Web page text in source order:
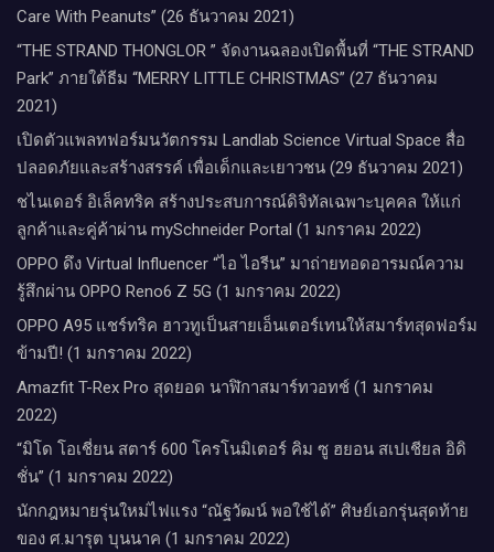
Care With Peanuts” (26 ธันวาคม 2021)
“THE STRAND THONGLOR ” จัดงานฉลองเปิดพื้นที่ “THE STRAND
Park” ภายใต้ธีม “MERRY LITTLE CHRISTMAS” (27 ธันวาคม
2021)
เปิดตัวแพลทฟอร์มนวัตกรรม Landlab Science Virtual Space สื่อ
ปลอดภัยและสร้างสรรค์ เพื่อเด็กและเยาวชน (29 ธันวาคม 2021)
ชไนเดอร์ อิเล็คทริค สร้างประสบการณ์ดิจิทัลเฉพาะบุคคล ให้แก่
ลูกค้าและคู่ค้าผ่าน mySchneider Portal (1 มกราคม 2022)
OPPO ดึง Virtual Influencer “ไอ ไอรีน” มาถ่ายทอดอารมณ์ความ
รู้สึกผ่าน OPPO Reno6 Z 5G (1 มกราคม 2022)
OPPO A95 แชร์ทริค ฮาวทูเป็นสายเอ็นเตอร์เทนให้สมาร์ทสุดฟอร์ม
ข้ามปี! (1 มกราคม 2022)
Amazfit T-Rex Pro สุดยอด นาฬิกาสมาร์ทวอทช์ (1 มกราคม
2022)
“มิโด โอเชี่ยน สตาร์ 600 โครโนมิเตอร์ คิม ซู ฮยอน สเปเชียล อิดิ
ชั่น” (1 มกราคม 2022)
นักกฎหมายรุ่นใหม่ไฟแรง “ณัฐวัฒน์ พอใช้ได้” ศิษย์เอกรุ่นสุดท้าย
ของ ศ.มารุต บุนนาค (1 มกราคม 2022)